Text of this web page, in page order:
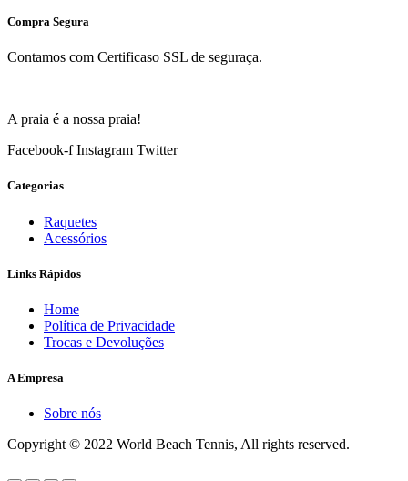
Compra Segura
Contamos com Certificaso SSL de seguraça.
A praia é a nossa praia!
Facebook-f Instagram Twitter
Categorias
Raquetes
Acessórios
Links Rápidos
Home
Política de Privacidade
Trocas e Devoluções
A Empresa
Sobre nós
Copyright © 2022 World Beach Tennis, All rights reserved.